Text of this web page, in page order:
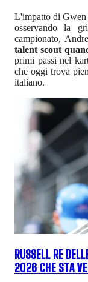
L'impatto di Gwen
osservando la
campionato,
talent scout
primi passi nel
che oggi trova
italiano.
RUSSELL RE
2026 CHE STA